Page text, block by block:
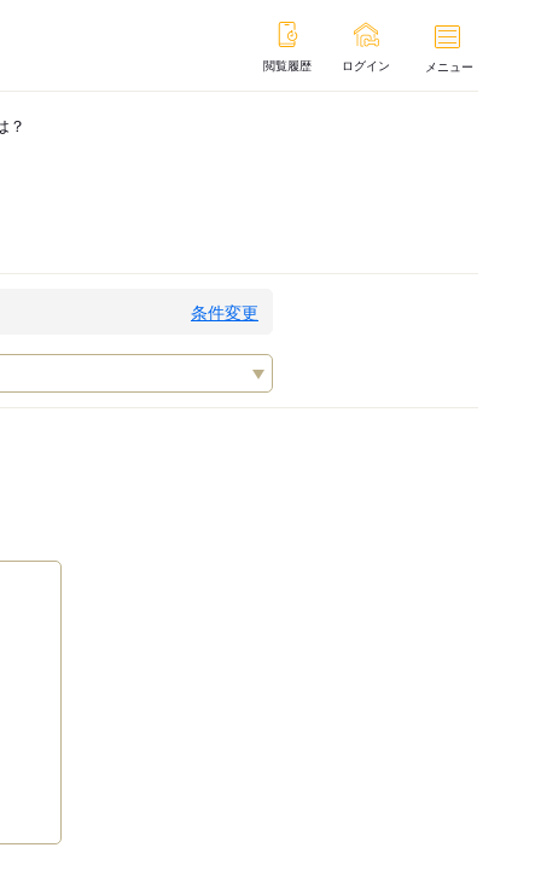
閲覧履歴 ログイン メニュー
？
条件変更